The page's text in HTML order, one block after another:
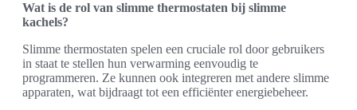
Wat is de rol van slimme thermostaten bij slimme
kachels?
Slimme thermostaten spelen een cruciale rol door gebruikers
in staat te stellen hun verwarming eenvoudig te
programmeren. Ze kunnen ook integreren met andere slimme
apparaten, wat bijdraagt tot een efficiënter energiebeheer.